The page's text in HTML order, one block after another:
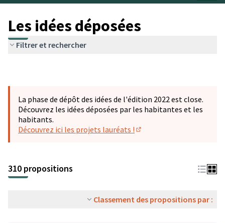
Les idées déposées
Filtrer et rechercher
La phase de dépôt des idées de l'édition 2022 est close.
Découvrez les idées déposées par les habitantes et les
habitants.
Découvrez ici les projets lauréats !
310 propositions
Classement des propositions par :